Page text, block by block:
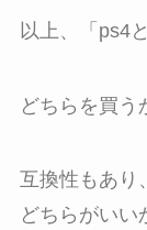
以上、「ps4
どちらを買う
互換性もあり
どちらがいい